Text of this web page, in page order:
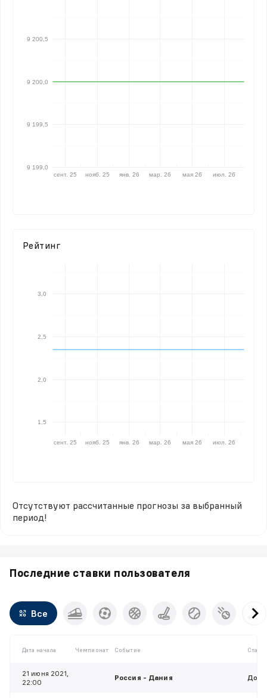
сент. 25 нояб. 25 янв. 26 мар. 26 мая 26 июл. 26
9 199,0
9 199,5
9 200,0
9 200,5
Рейтинг
сент. 25 нояб. 25 янв. 26 мар. 26 мая 26 июл. 26
1,5
2,0
2,5
3,0
Отсутствуют рассчитанные прогнозы за выбранный
период!
Последние ставки пользователя
Все
Дата начала Чемпионат Событие Ставка
21 июня 2021,
22:00
Россия - Дания Доп.